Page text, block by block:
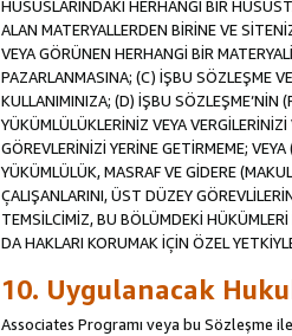
HUSUSLARINDAKİ HERHANGİ BİR
ALAN MATERYALLERDEN BİRİNE VE
VEYA GÖRÜNEN HERHANGİ BİR
PAZARLANMASINA; (C) İŞBU SÖZLEŞME
KULLANIMINIZA; (D) İŞBU SÖZLEŞME’NİN
YÜKÜMLÜLÜKLERİNİZ VEYA
GÖREVLERİNİZİ YERİNE GETİRMEME;
YÜKÜMLÜLÜK, MASRAF VE GİDERE
ÇALIŞANLARINI, ÜST DÜZEY
TEMSİLCİMİZ, BU BÖLÜMDEKİ
DA HAKLARI KORUMAK İÇİN ÖZEL
10. Uygulanacak
Associates Programı veya bu Sözleşme